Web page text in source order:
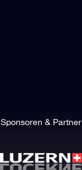
Sponsoren & Partner